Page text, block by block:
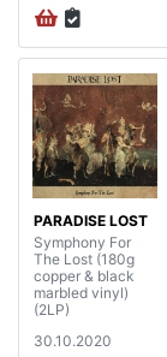
PARADISE LOST
Symphony For
The Lost (180g
copper & black
marbled vinyl)
(2LP)
30.10.2020